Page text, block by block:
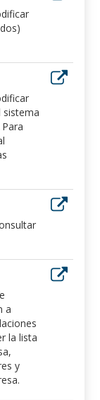
sistema
a
la lista
y